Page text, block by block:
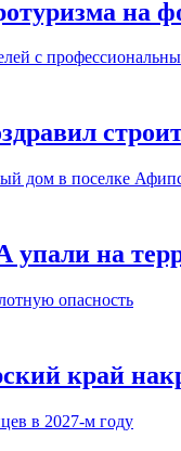
на
на
край